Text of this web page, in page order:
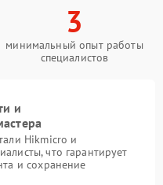
3
минимальный опыт работы
специалистов
и
Hikmicro и
что гарантирует
и сохранение